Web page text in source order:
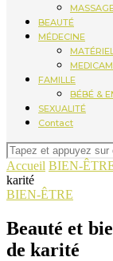
BEAUTÉ
MÉDECINE
FAMILLE
BÉBÉ &
SEXUALITÉ
Contact
Accueil BIEN-
karité
BIEN-ÊTRE
Beauté et
de karité